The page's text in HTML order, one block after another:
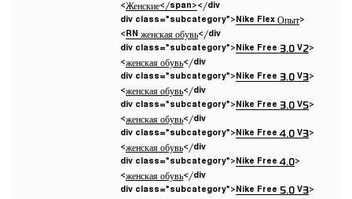
Женские</span></div>
<div class=”subcategory”>
Nike Flex Опыт
RN женская обувь</div>
<div class=”subcategory”>
Nike Free 3.0 V2
женская обувь</div>
<div class=”subcategory”>
Nike Free 3.0 V3
женская обувь</div>
<div class=”subcategory”>
Nike Free 3.0 V5
женская обувь</div>
<div class=”subcategory”>
Nike Free 4.0 V3
женская обувь</div>
<div class=”subcategory”>
Nike Free 4.0
женская обувь</div>
<div class=”subcategory”>
Nike Free 5.0 V3